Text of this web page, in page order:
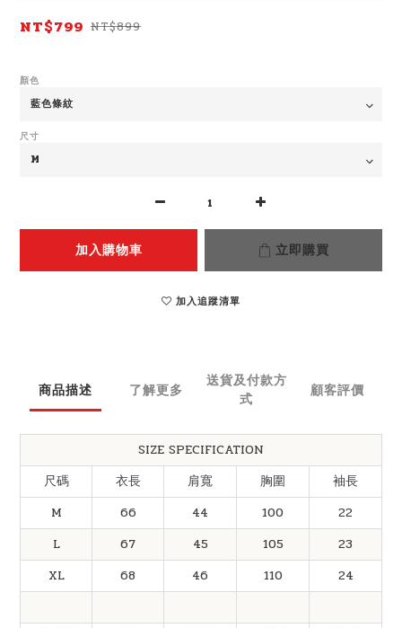
NT$799 NT$899
顏色
尺寸
加入購物車 立即購買
加入追蹤清單
商品描述 了解更多
送貨及付款方
式
顧客評價
SIZE SPECIFICATION
尺碼
衣長 肩寬 胸圍
袖長
M
66 44 100
22
L
67 45 105
23
XL
68 46 110 24